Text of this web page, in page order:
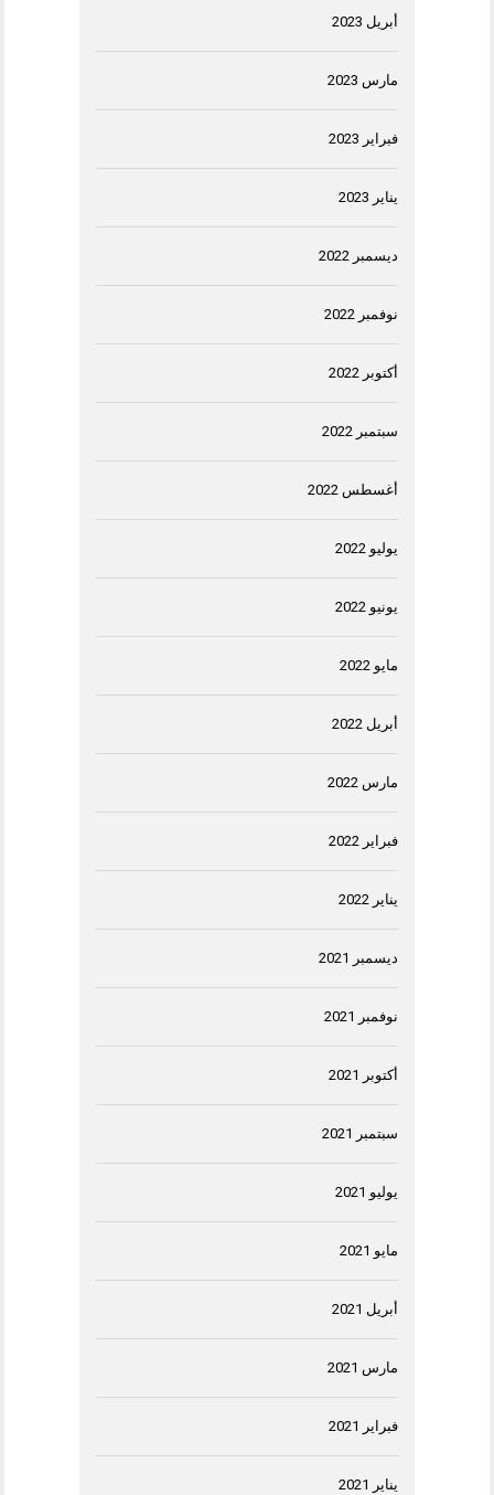
أبريل 2023
مارس 2023
فبراير 2023
يناير 2023
ديسمبر 2022
نوفمبر 2022
أكتوبر 2022
سبتمبر 2022
أغسطس 2022
يوليو 2022
يونيو 2022
مايو 2022
أبريل 2022
مارس 2022
فبراير 2022
يناير 2022
ديسمبر 2021
نوفمبر 2021
أكتوبر 2021
سبتمبر 2021
يوليو 2021
مايو 2021
أبريل 2021
مارس 2021
فبراير 2021
يناير 2021